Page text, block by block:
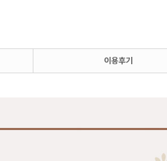
이용후기